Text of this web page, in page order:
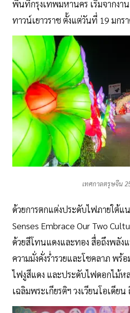
พื้นที่กรุงเทพมหานคร เริ่มจากงา
ทาวน์เยาวราช ตั้งแต่วันที่ 19 มก
เทศกาลตรุษจีน
ด้วยการตกแต่งประดับไฟภายใต้แ
Senses Embrace Our Two
ด้วยสีโทนแดงและทอง สื่อถึงพลัง
ความมั่งคั่งร่ำรวยและโชคลาภ พร้
ไฟงูสีแดง และประดับไฟดอกไม้ห
เฉลิมพระเกียรติฯ วงเวียนโอเดีย